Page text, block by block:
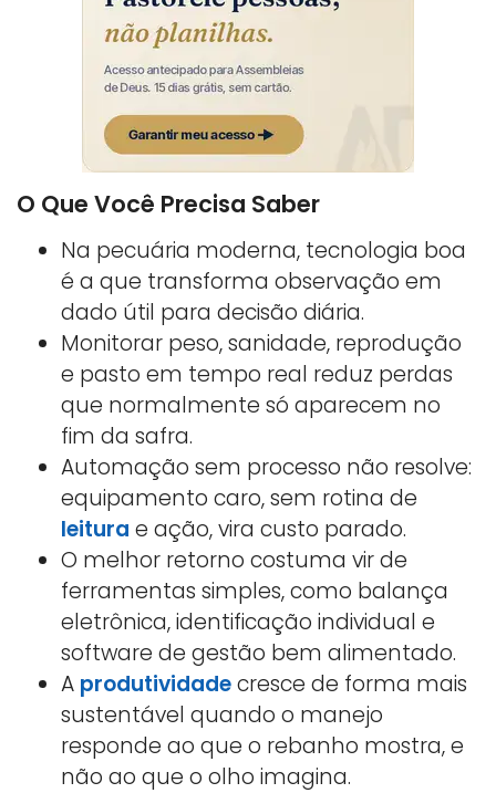
O Que Você Precisa Saber
Na pecuária moderna, tecnologia boa
é a que transforma observação em
dado útil para decisão diária.
Monitorar peso, sanidade, reprodução
e pasto em tempo real reduz perdas
que normalmente só aparecem no
fim da safra.
Automação sem processo não resolve:
equipamento caro, sem rotina de
leitura e ação, vira custo parado.
O melhor retorno costuma vir de
ferramentas simples, como balança
eletrônica, identificação individual e
software de gestão bem alimentado.
A produtividadecresce de forma mais
sustentável quando o manejo
responde ao que o rebanho mostra, e
não ao que o olho imagina.